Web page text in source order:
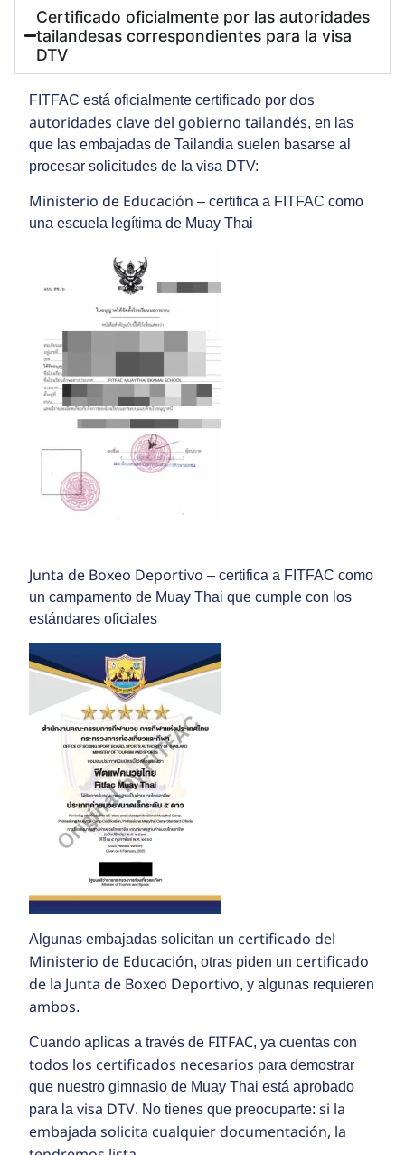
Certificado oficialmente por las autoridades
tailandesas correspondientes para la visa
DTV
FITFAC está oficialmente certificado por dos
autoridades clave del gobierno tailandés, en las
que las embajadas de Tailandia suelen basarse al
procesar solicitudes de la visa DTV:
Ministerio de Educación – certifica a FITFAC como
una escuela legítima de Muay Thai
Junta de Boxeo Deportivo – certifica a FITFAC como
un campamento de Muay Thai que cumple con los
estándares oficiales
Algunas embajadas solicitan un certificado del
Ministerio de Educación, otras piden un certificado
de la Junta de Boxeo Deportivo, y algunas requieren
ambos.
Cuando aplicas a través de FITFAC, ya cuentas con
todos los certificados necesarios para demostrar
que nuestro gimnasio de Muay Thai está aprobado
para la visa DTV. No tienes que preocuparte: si la
embajada solicita cualquier documentación, la